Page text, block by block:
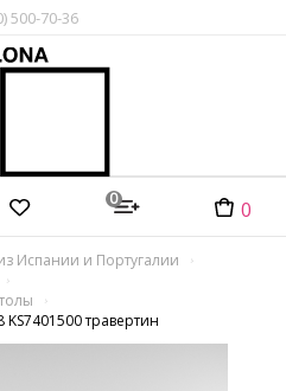
500-70-36
0 0
Испании и Португалии
травертин